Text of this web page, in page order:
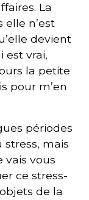
La
elle n’est
devient
est vrai,
la petite
pour m’en
périodes
stress, mais
vais vous
ce stress-
de la